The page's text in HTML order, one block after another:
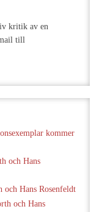
kritik av en
till
kommer
och Hans
Hans Rosenfeldt
och Hans